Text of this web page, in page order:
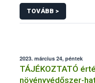
TOVÁBB >
2023. március 24, péntek
TÁJÉKOZTATÓ
növényvédőszer-